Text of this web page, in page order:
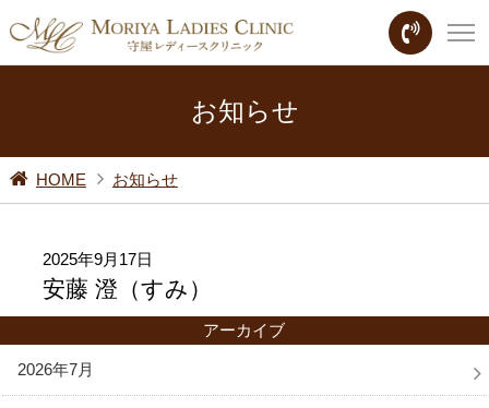
お知らせ
HOME お知らせ
2025年9月17日
安藤 澄（すみ）
アーカイブ
2026年7月